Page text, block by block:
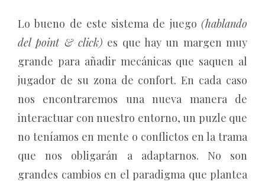
Lo bueno de este sistema de juego (hablando
del point & click) es que hay un margen muy
grande para añadir mecánicas que saquen al
jugador de su zona de confort. En cada caso
nos encontraremos una nueva manera de
interactuar con nuestro entorno, un puzle que
no teníamos en mente o conflictos en la trama
que nos obligarán a adaptarnos. No son
grandes cambios en el paradigma que plantea